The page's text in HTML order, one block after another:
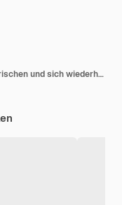
Griechische Grenzlinien mit geometrischen und sich wiederholenden D PNG-Designs mit einzigartigen stilisierten Motiven